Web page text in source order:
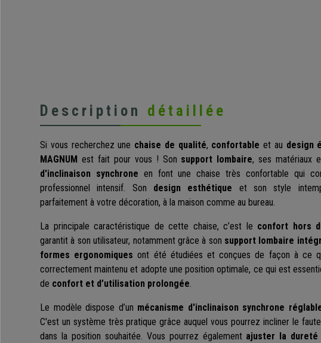
Description détaillée
Si vous recherchez une chaise de qualité, confortable et au design
MAGNUM est fait pour vous ! Son support lombaire, ses matériaux
d'inclinaison synchrone en font une chaise très confortable qui
professionnel intensif. Son design esthétique et son style
parfaitement à votre décoration, à la maison comme au bureau.
La principale caractéristique de cette chaise, c’est le confort hors
garantit à son utilisateur, notamment grâce à son support lombaire
formes ergonomiques ont été étudiées et conçues de façon à ce
correctement maintenu et adopte une position optimale, ce qui est
de confort et d’utilisation prolongée.
Le modèle dispose d’un mécanisme d'inclinaison synchrone
C'est un système très pratique grâce auquel vous pourrez incliner le
dans la position souhaitée. Vous pourrez également ajuster la dureté